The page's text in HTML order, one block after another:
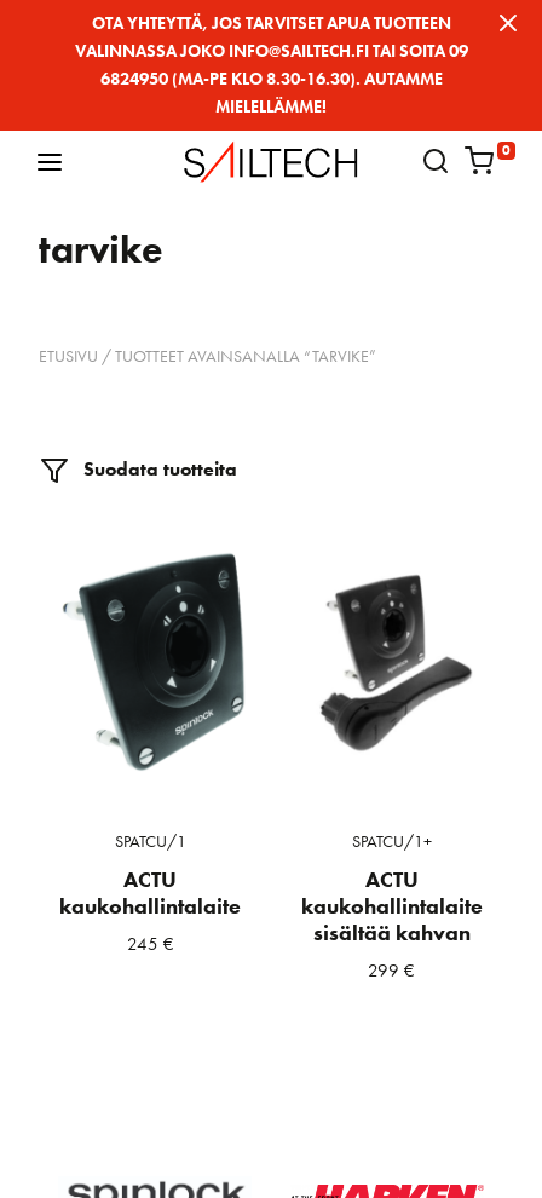
OTA YHTEYTTÄ, JOS TARVITSET APUA TUOTTEEN
VALINNASSA JOKO INFO@SAILTECH.FI TAI SOITA 09
6824950 (MA-PE KLO 8.30-16.30). AUTAMME
MIELELLÄMME!
0
tarvike
ETUSIVU / TUOTTEET AVAINSANALLA “TARVIKE”
Suodata tuotteita
SPATCU/1
ACTU
kaukohallintalaite
245 €
SPATCU/1+
ACTU
kaukohallintalaite
sisältää kahvan
299€